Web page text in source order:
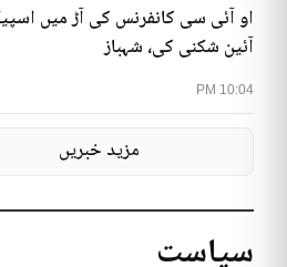
10:04 PM
او آئی سی کانفرنس کی آڑ میں
آئین شکنی کی، شہباز
مزید خبریں
سیاست